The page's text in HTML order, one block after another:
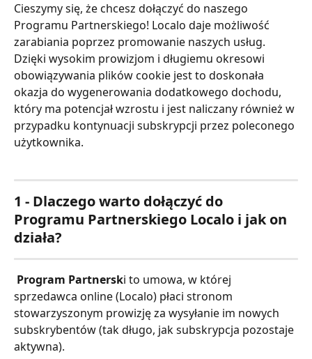
Cieszymy się, że chcesz dołączyć do naszego
Programu Partnerskiego! Localo daje możliwość
zarabiania poprzez promowanie naszych usług.
Dzięki wysokim prowizjom i długiemu okresowi
obowiązywania plików cookie jest to doskonała
okazja do wygenerowania dodatkowego dochodu,
który ma potencjał wzrostu i jest naliczany również w
przypadku kontynuacji subskrypcji przez poleconego
użytkownika.
1 - Dlaczego warto dołączyć do
Programu Partnerskiego Localo i jak on
działa?
Program Partnerski to umowa, w której
sprzedawca online (Localo) płaci stronom
stowarzyszonym prowizję za wysyłanie im nowych
subskrybentów (tak długo, jak subskrypcja pozostaje
aktywna).